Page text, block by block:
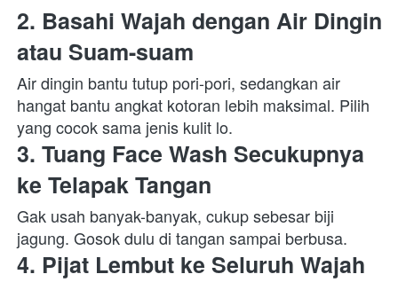
2. Basahi Wajah dengan Air Dingin
atau Suam-suam
Air dingin bantu tutup pori-pori, sedangkan air
hangat bantu angkat kotoran lebih maksimal. Pilih
yang cocok sama jenis kulit lo.
3. Tuang Face Wash Secukupnya
ke Telapak Tangan
Gak usah banyak-banyak, cukup sebesar biji
jagung. Gosok dulu di tangan sampai berbusa.
4. Pijat Lembut ke Seluruh Wajah